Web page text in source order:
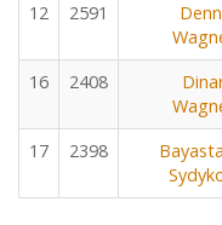
12 2591
16 2408
17 2398